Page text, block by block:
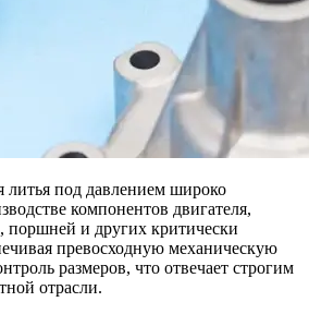
литья под давлением широко
компонентов двигателя,
поршней и других критически
превосходную механическую
размеров, что отвечает строгим
отрасли.